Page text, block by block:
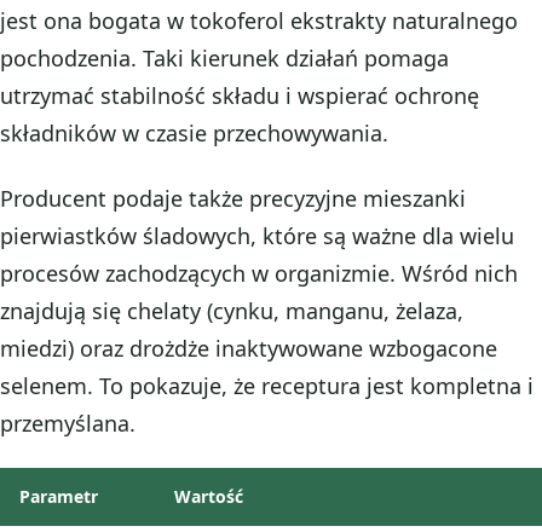
jest ona bogata w tokoferol ekstrakty naturalnego
pochodzenia. Taki kierunek działań pomaga
utrzymać stabilność składu i wspierać ochronę
składników w czasie przechowywania.
Producent podaje także precyzyjne mieszanki
pierwiastków śladowych, które są ważne dla wielu
procesów zachodzących w organizmie. Wśród nich
znajdują się chelaty (cynku, manganu, żelaza,
miedzi) oraz drożdże inaktywowane wzbogacone
selenem. To pokazuje, że receptura jest kompletna i
przemyślana.
Parametr Wartość